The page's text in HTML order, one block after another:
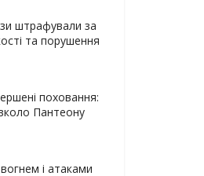
штрафували за
та порушення
поховання:
Пантеону
і атаками